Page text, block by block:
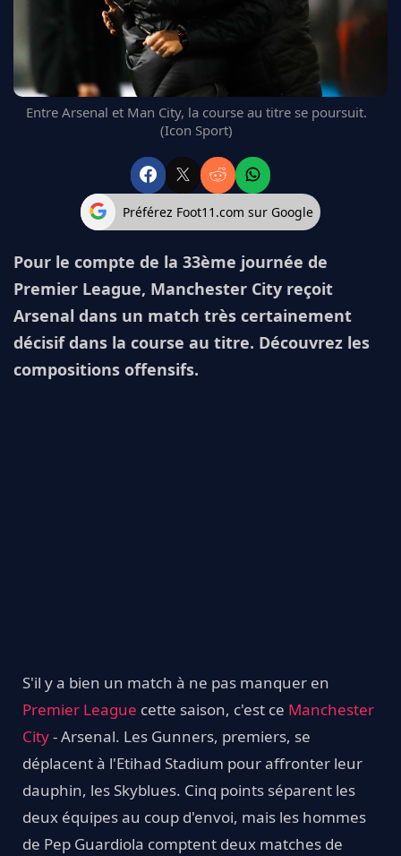
L'AVIS DE LA RÉDAC'
Entre Arsenal et Man City, la course au titre se poursuit.
(Icon Sport)
Préférez Foot11.com sur Google
Pour le compte de la 33ème journée de
Premier League, Manchester City reçoit
Arsenal dans un match très certainement
décisif dans la course au titre. Découvrez les
compositions offensifs.
S'il y a bien un match à ne pas manquer en
Premier League cette saison, c'est ce Manchester
City- Arsenal. Les Gunners, premiers, se
déplacent à l'Etihad Stadium pour affronter leur
dauphin, les Skyblues. Cinq points séparent les
deux équipes au coup d'envoi, mais les hommes
de Pep Guardiola comptent deux matches de